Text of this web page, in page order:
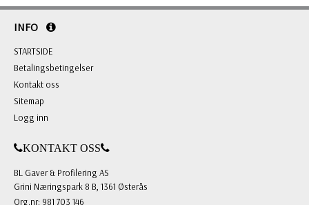
INFO
STARTSIDE
Betalingsbetingelser
Kontakt oss
Sitemap
Logg inn
KONTAKT OSS
BL Gaver & Profilering AS
Grini Næringspark 8 B, 1361 Østerås
Org.nr: 981 703 146